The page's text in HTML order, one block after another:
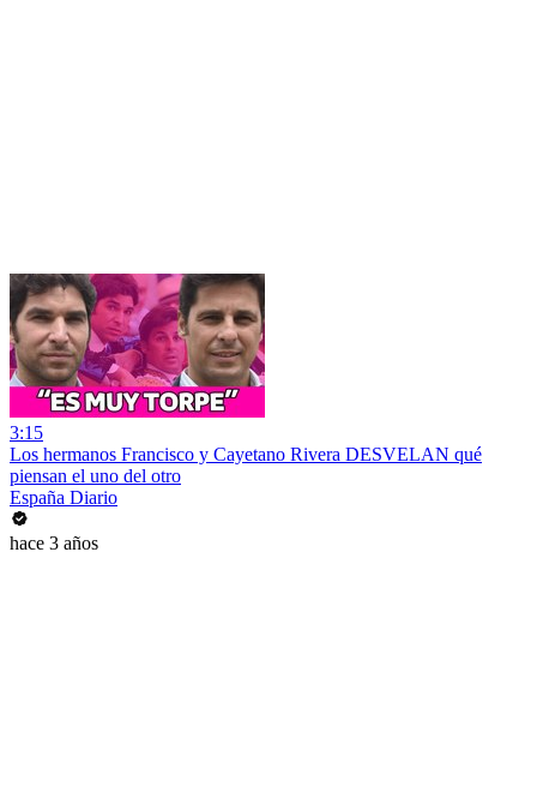
3:15
Los hermanos Francisco y Cayetano Rivera DESVELAN qué
piensan el uno del otro
España Diario
hace 3 años